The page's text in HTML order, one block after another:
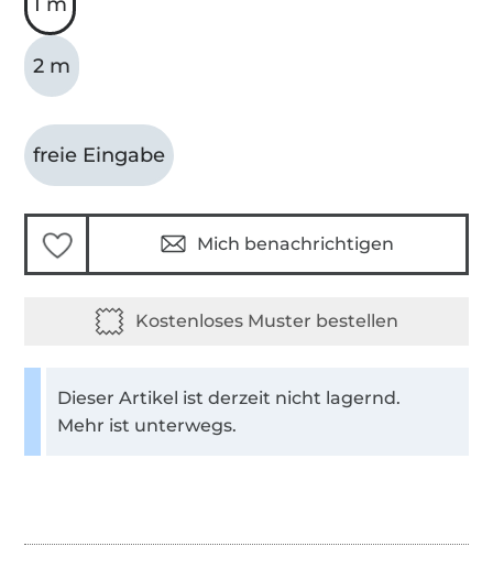
2 m
freie Eingabe
Mich benachrichtigen
Dieser Artikel ist derzeit nicht lagernd.
Mehr ist unterwegs.